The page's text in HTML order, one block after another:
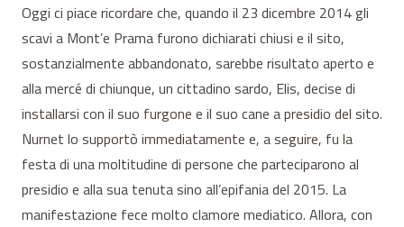
Oggi ci piace ricordare che, quando il 23 dicembre 2014 gli
scavi a Mont’e Prama furono dichiarati chiusi e il sito,
sostanzialmente abbandonato, sarebbe risultato aperto e
alla mercé di chiunque, un cittadino sardo, Elis, decise di
installarsi con il suo furgone e il suo cane a presidio del sito.
Nurnet lo supportò immediatamente e, a seguire, fu la
festa di una moltitudine di persone che parteciparono al
presidio e alla sua tenuta sino all’epifania del 2015. La
manifestazione fece molto clamore mediatico. Allora, con